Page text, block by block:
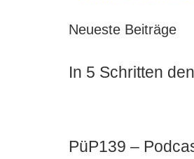
Neueste Beiträge
In 5 Schritten
PüP139 –